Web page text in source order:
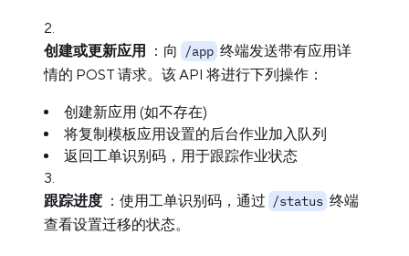
创建或更新应用 ：向 /app 终端发送带有应用详
情的 POST 请求。该 API 将进行下列操作：
创建新应用 (如不存在)
将复制模板应用设置的后台作业加入队列
返回工单识别码，用于跟踪作业状态
跟踪进度 ：使用工单识别码，通过 /status 终端
查看设置迁移的状态。